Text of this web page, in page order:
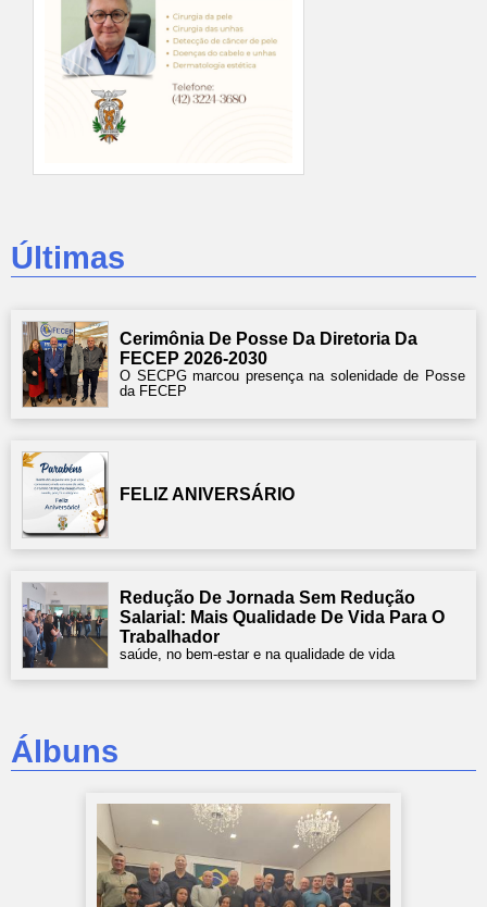
Últimas
Cerimônia De Posse Da Diretoria Da
FECEP 2026-2030
O SECPG marcou presença na solenidade de Posse
da FECEP
FELIZ ANIVERSÁRIO
Redução De Jornada Sem Redução
Salarial: Mais Qualidade De Vida Para O
Trabalhador
saúde, no bem-estar e na qualidade de vida
Álbuns